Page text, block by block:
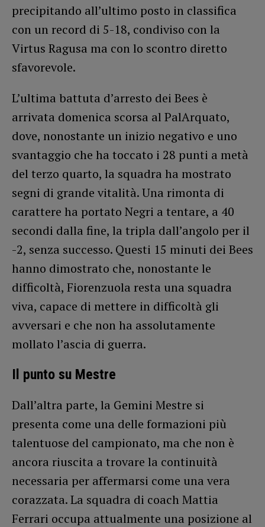
precipitando all’ultimo posto in classifica
con un record di 5-18, condiviso con la
Virtus Ragusa ma con lo scontro diretto
sfavorevole.
L’ultima battuta d’arresto dei Bees è
arrivata domenica scorsa al PalArquato,
dove, nonostante un inizio negativo e uno
svantaggio che ha toccato i 28 punti a metà
del terzo quarto, la squadra ha mostrato
segni di grande vitalità. Una rimonta di
carattere ha portato Negri a tentare, a 40
secondi dalla fine, la tripla dall’angolo per il
-2, senza successo. Questi 15 minuti dei Bees
hanno dimostrato che, nonostante le
difficoltà, Fiorenzuola resta una squadra
viva, capace di mettere in difficoltà gli
avversari e che non ha assolutamente
mollato l’ascia di guerra.
Il punto su Mestre
Dall’altra parte, la Gemini Mestre si
presenta come una delle formazioni più
talentuose del campionato, ma che non è
ancora riuscita a trovare la continuità
necessaria per affermarsi come una vera
corazzata. La squadra di coach Mattia
Ferrari occupa attualmente una posizione al